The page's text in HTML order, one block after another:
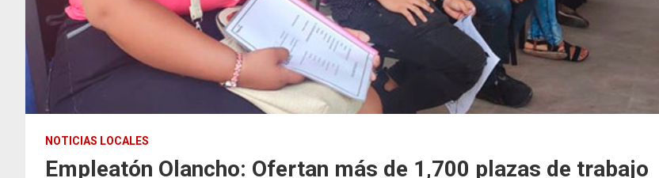
NOTICIAS LOCALES
Empleatón Olancho: Ofertan más de 1,700 plazas de trabajo